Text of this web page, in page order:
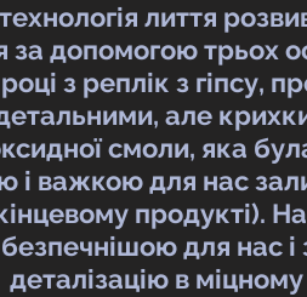
лиття
за допомогою трьох
з реплік з гіпсу,
але
смоли, яка
і важкою для нас
продукті).
для нас
деталізацію в